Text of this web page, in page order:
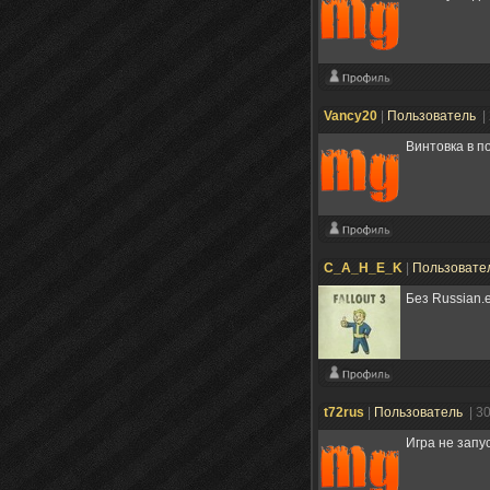
Vancy20 Пользователь
Винтовка в
С_A_H_E_K
Без
t72rus Пользователь
|
Игра не